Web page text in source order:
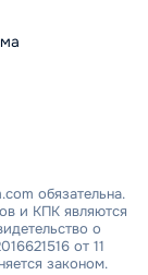
обязательна.
и КПК являются
о
от 11
законом.